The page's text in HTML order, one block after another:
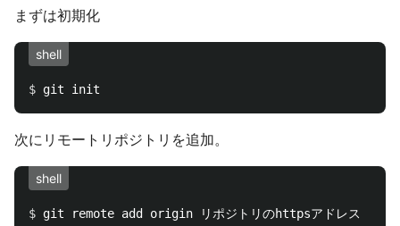
まずは初期化
shell
$
次にリモートリポジトリを追加。
shell
$